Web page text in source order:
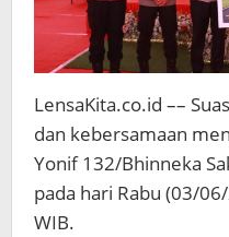
LensaKita.co.id ––
dan kebersamaan
Yonif 132/Bhinneka
pada hari Rabu (03/
WIB.